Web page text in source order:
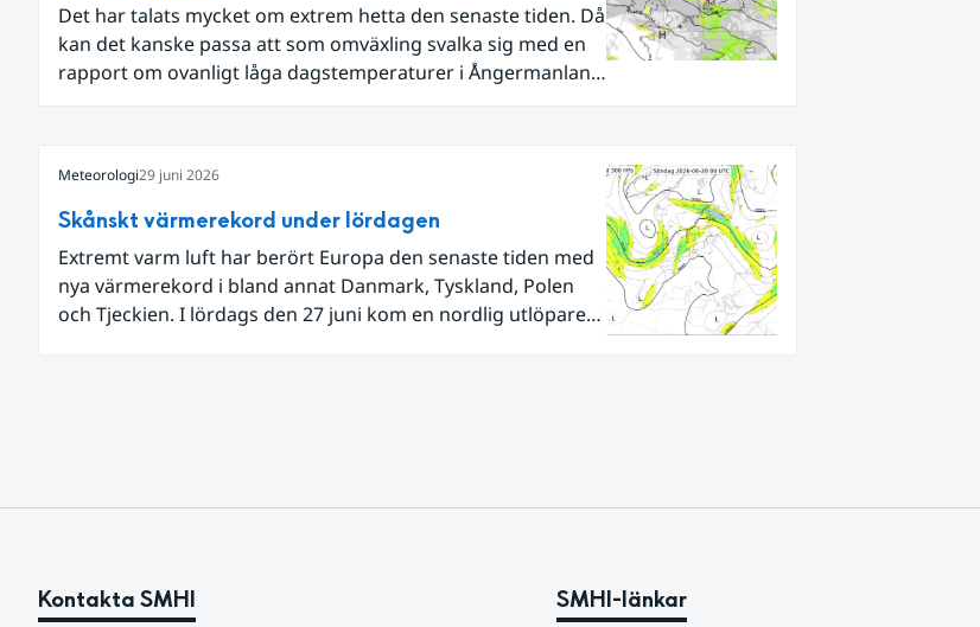
Det har talats mycket om extrem hetta den senaste tiden. Då
kan det kanske passa att som omväxling svalka sig med en
rapport om ovanligt låga dagstemperaturer i Ångermanland
Meteorologi29 juni 2026
Skånskt värmerekord under lördagen
Extremt varm luft har berört Europa den senaste tiden med
nya värmerekord i bland annat Danmark, Tyskland, Polen
och Tjeckien. I lördags den 27 juni kom en nordlig utlöpare
Kontakta SMHI SMHI-länkar